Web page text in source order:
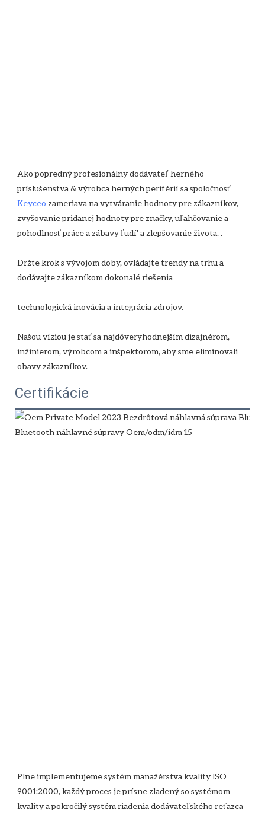
Ako popredný profesionálny dodávateľ herného
Keyceo zameriava na vytváranie hodnoty pre zákazníkov,
zvyšovanie pridanej hodnoty pre značky, uľahčovanie a
Držte krok s vývojom doby, ovládajte trendy na trhu a
Našou víziou je stať sa najdôveryhodnejším dizajnérom,
inžinierom, výrobcom a inšpektorom, aby sme eliminovali
Certifikácie
Plne implementujeme systém manažérstva kvality ISO
9001:2000, každý proces je prísne zladený so systémom
kvality a pokročilý systém riadenia dodávateľského reťazca